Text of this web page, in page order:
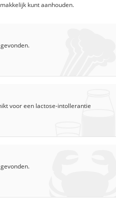
kunt aanhouden.
voor een lactose-intollerantie